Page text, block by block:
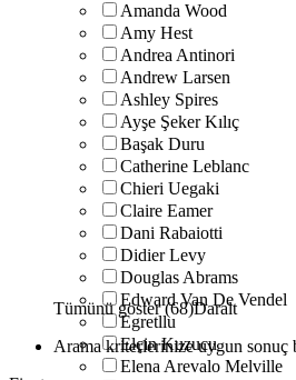
Amanda Wood
Amy Hest
Andrea Antinori
Andrew Larsen
Ashley Spires
Ayşe Şeker Kılıç
Başak Duru
Catherine Leblanc
Chieri Uegaki
Claire Eamer
Dani Rabaiotti
Didier Levy
Douglas Abrams
Edward Van De Vendel
Egretllu
Elçin Kuzucu
Elena Arevalo Melville
Tümünü göster (68)Daralt
Arama kriterlerinize uygun sonuç